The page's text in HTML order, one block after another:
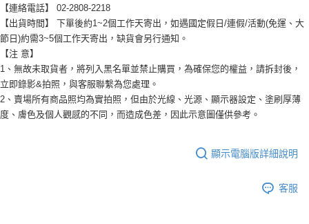
【連絡電話】 02-2808-2218
【出貨時間】 下單後約1~2個工作天寄出，如遇國定假日/連假/活動(免運、大
節日)約需3~5個工作天寄出，缺貨會另行通知。
【注 意】
1、無故未取貨者，將列入黑名單並禁止購買，為確保您的權益，請拆封後，
立即錄影&拍照，與客服聯繫為您處理。
2、賣場所有商品照均為實拍照，但由於光線、光源、顯示器設定、塗刷厚薄
度、膚色及個人觀感的不同，而造成色差，因此示意圖僅供參考。
顯示電腦版詳細說明
客服